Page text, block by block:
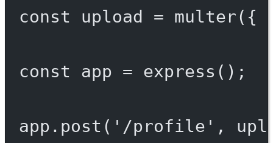
const
upload = multer({
const app = express ();
app. post ( '/profile' ,